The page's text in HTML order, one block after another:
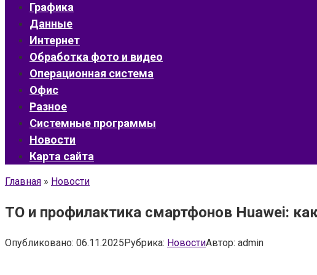
Графика
Данные
Интернет
Обработка фото и видео
Операционная система
Офис
Разное
Системные программы
Новости
Карта сайта
Главная » Новости
ТО и профилактика смартфонов Huawei:
Опубликовано: 06.11.2025Рубрика: НовостиАвтор: admin